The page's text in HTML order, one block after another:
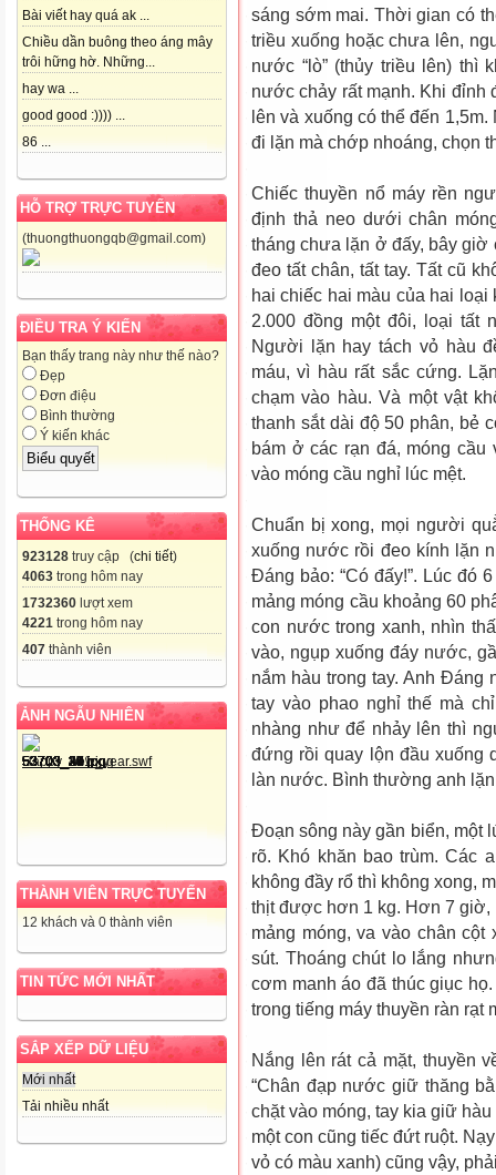
Bài viết hay quá ak ...
Chiều dần buông theo áng mây
trôi hững hờ. Những...
hay wa ...
good good :)))) ...
86 ...
HỖ TRỢ TRỰC TUYẾN
(thuongthuongqb@gmail.com)
ĐIỀU TRA Ý KIẾN
Bạn thấy trang này như thế nào?
Đẹp
Đơn điệu
Bình thường
Ý kiến khác
THỐNG KÊ
923128 truy cập (chi tiết)
4063 trong hôm nay
1732360 lượt xem
4221 trong hôm nay
407 thành viên
ẢNH NGẪU NHIÊN
THÀNH VIÊN TRỰC TUYẾN
12 khách và 0 thành viên
TIN TỨC MỚI NHẤT
SẮP XẾP DỮ LIỆU
Mới nhất
Tải nhiều nhất
sáng sớm mai. Thời gian có
triều xuống hoặc chưa lên,
nước “lò” (thủy triều lên)
nước chảy rất mạnh. Khi đỉnh
lên và xuống có thể đến
đi lặn mà chớp nhoáng, chọn
Chiếc thuyền nổ máy rền
định thả neo dưới chân
tháng chưa lặn ở đấy, bây giờ
đeo tất chân, tất tay. Tất cũ
hai chiếc hai màu của hai
2.000 đồng một đôi, loại tất
Người lặn hay tách vỏ hàu
máu, vì hàu rất sắc cứng.
chạm vào hàu. Và một vật
thanh sắt dài độ 50 phân, bẻ
bám ở các rạn đá, móng
vào móng cầu nghỉ lúc mệt.
Chuẩn bị xong, mọi người
xuống nước rồi đeo kính lặn
Đáng bảo: “Có đấy!”. Lúc đó
mảng móng cầu khoảng 60
con nước trong xanh, nhìn
vào, ngụp xuống đáy nước,
nắm hàu trong tay. Anh Đáng
tay vào phao nghỉ thế mà
nhàng như để nhảy lên thì
đứng rồi quay lộn đầu xuống
làn nước. Bình thường anh
Đoạn sông này gần biển, một
rõ. Khó khăn bao trùm. Các
không đầy rổ thì không xong,
thịt được hơn 1 kg. Hơn 7 giờ,
mảng móng, va vào chân
sút. Thoáng chút lo lắng
cơm manh áo đã thúc giục
trong tiếng máy thuyền ràn rạt
Nắng lên rát cả mặt, thuyền
“Chân đạp nước giữ thăng
chặt vào móng, tay kia giữ
một con cũng tiếc đứt ruột.
vỏ có màu xanh) cũng vậy,